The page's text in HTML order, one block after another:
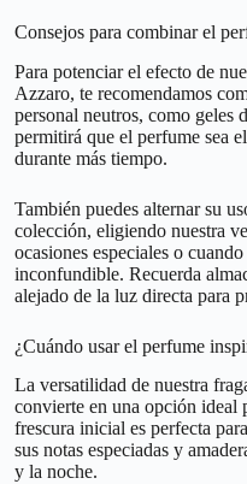
Consejos para combinar el
Para potenciar el efecto de
Azzaro, te recomendamos
personal neutros, como geles
permitirá que el perfume sea
durante más tiempo.
También puedes alternar su
colección, eligiendo nuestra
ocasiones especiales o
inconfundible. Recuerda
alejado de la luz directa para
¿Cuándo usar el perfume
La versatilidad de nuestra
convierte en una opción ideal
frescura inicial es perfecta
sus notas especiadas y
y la noche.